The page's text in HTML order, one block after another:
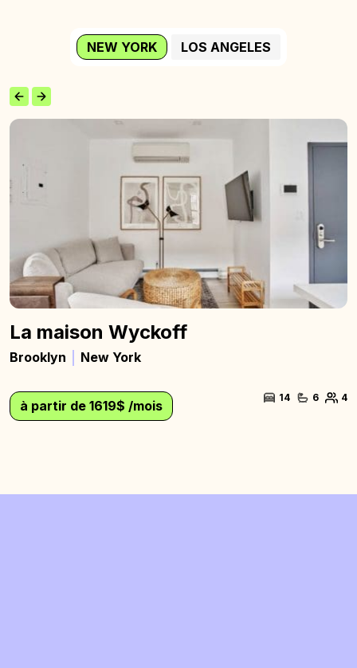
NEW YORK LOS ANGELES
La
La maison Wyckoff
Brooklyn New York
à partir de 1619$ /mois
14 6 4